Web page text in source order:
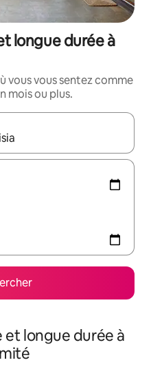
longue durée à
vous vous sentez comme
mois ou plus.
utilisez les flèches vers le
longue durée à